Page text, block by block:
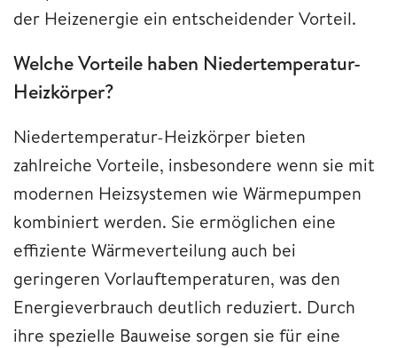
der Heizenergie ein entscheidender Vorteil.
Welche Vorteile haben Niedertemperatur-
Heizkörper?
Niedertemperatur-Heizkörper bieten
zahlreiche Vorteile, insbesondere wenn sie mit
modernen Heizsystemen wie Wärmepumpen
kombiniert werden. Sie ermöglichen eine
effiziente Wärmeverteilung auch bei
geringeren Vorlauftemperaturen, was den
Energieverbrauch deutlich reduziert. Durch
ihre spezielle Bauweise sorgen sie für eine